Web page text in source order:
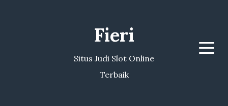
Fieri
Situs Judi Slot Online
Terbaik
Menu